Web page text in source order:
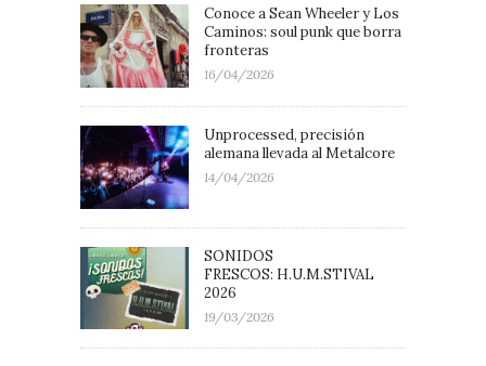
Conoce a Sean Wheeler y Los
Caminos: soul punk que borra
fronteras
16/04/2026
Unprocessed, precisión
alemana llevada al Metalcore
14/04/2026
SONIDOS
FRESCOS: H.U.M.STIVAL
2026
19/03/2026